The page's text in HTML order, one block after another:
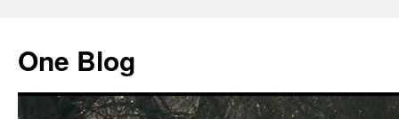
正
文
One Blog